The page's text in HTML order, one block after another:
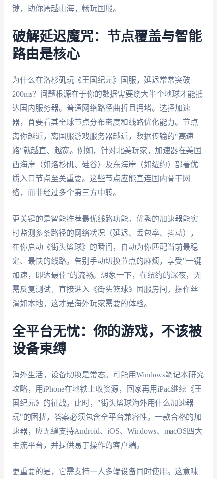
键，助你跨越山海，畅玩国服。
破解延迟魔咒：节点覆盖与智能
路由是核心
为什么在洛杉矶玩《王国纪元》国服，延迟常常突破
200ms？问题根源在于你的数据需要绕大半个地球才能抵
达国内服务器。普通网络路径曲折且拥堵。选择加速
器，首要看其全球节点分布密度和线路优化能力。节点
离你越近，离国服游戏服务器越近，数据传输的"高速
路"就越直、越宽。例如，针对北美玩家，加速器在美国
西海岸（如洛杉矶、硅谷）及东海岸（如纽约）部署优
质入口节点至关重要。这些节点应能直连国内骨干网
络，而非经过多个第三方中转。
更关键的是智能推荐最优线路功能。优秀的加速器能实
时监测多条路径的网络状况（延迟、丢包率、抖动），
在你启动《街头篮球》的瞬间，自动为你匹配当前最稳
定、最快的线路。告别手动切换节点的麻烦，享受"一键
加速，即达最佳"的流畅。想象一下，在纽约的深夜，无
需反复测试，直接进入《街头篮球》国服房间，操作丝
滑如本地，这才是海外玩家需要的体验。
全平台无忧：你的游戏，不该被
设备束缚
海外生活，设备切换是常态。可能用Windows笔记本研究
攻略，用iPhone在地铁上收资源，回家再用iPad继续《王
国纪元》的征战。此时，"街头篮球海外用什么加速器
玩"的困扰，答案必须包含全平台兼容性。一款合格的加
速器，应无缝支持Android、iOS、Windows、macOS四大
主流平台，并提供易于操作的客户端。
更重要的是，它需支持一人多端设备同时使用。这意味